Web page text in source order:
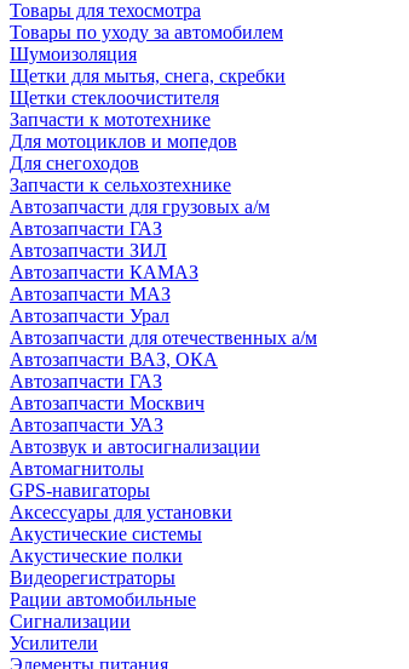
Товары для техосмотра
Товары по уходу за автомобилем
Шумоизоляция
Щетки для мытья, снега, скребки
Щетки стеклоочистителя
Запчасти к мототехнике
Для мотоциклов и мопедов
Для снегоходов
Запчасти к сельхозтехнике
Автозапчасти для грузовых а/м
Автозапчасти ГАЗ
Автозапчасти ЗИЛ
Автозапчасти КАМАЗ
Автозапчасти МАЗ
Автозапчасти Урал
Автозапчасти для отечественных а/м
Автозапчасти ВАЗ, ОКА
Автозапчасти ГАЗ
Автозапчасти Москвич
Автозапчасти УАЗ
Автозвук и автосигнализации
Автомагнитолы
GPS-навигаторы
Аксессуары для установки
Акустические системы
Акустические полки
Видеорегистраторы
Рации автомобильные
Сигнализации
Усилители
Элементы питания